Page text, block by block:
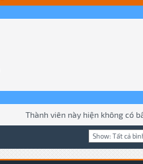
Thành viên này hiện không có